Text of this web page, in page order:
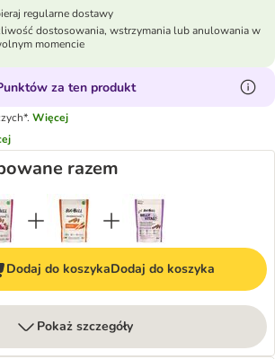
regularne dostawy
dostosowania, wstrzymania lub anulowania w
momencie
za ten produkt
Więcej
razem
Dodaj do koszykaDodaj do koszyka
Pokaż szczegóły